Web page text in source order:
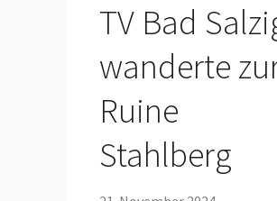
TV Bad
wanderte
Ruine
Stahlberg